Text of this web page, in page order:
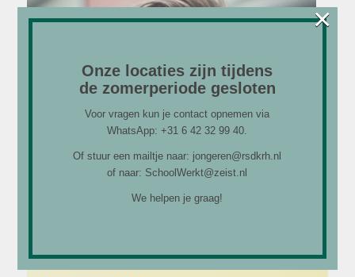
Locatie
Onze locaties zijn tijdens
de zomerperiode gesloten
Voor vragen kun je contact opnemen via
WhatsApp: +31 6 42 32 99 40.
Of stuur een mailtje naar: jongeren@rsdkrh.nl
of naar: SchoolWerkt@zeist.nl
We helpen je graag!
×